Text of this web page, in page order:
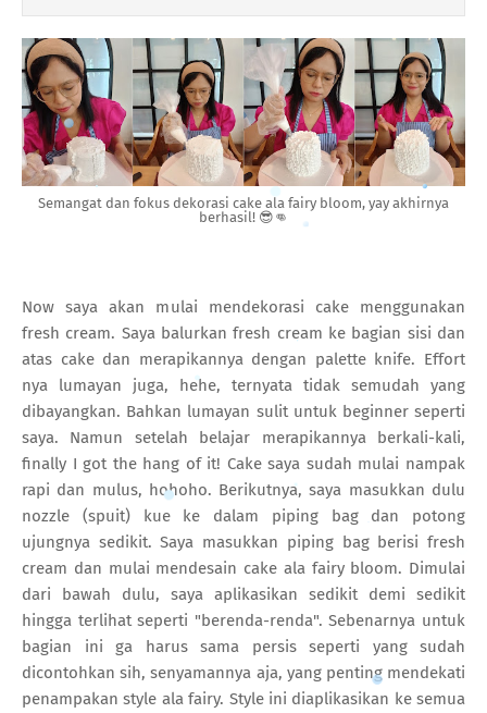
Semangat dan fokus dekorasi cake ala fairy bloom, yay akhirnya
berhasil! 😎👊
Now saya akan mulai mendekorasi cake menggunakan
fresh cream. Saya balurkan fresh cream ke bagian sisi dan
atas cake dan merapikannya dengan palette knife. Effort
nya lumayan juga, hehe, ternyata tidak semudah yang
dibayangkan. Bahkan lumayan sulit untuk beginner seperti
saya. Namun setelah belajar merapikannya berkali-kali,
finally I got the hang of it! Cake saya sudah mulai nampak
rapi dan mulus, hohoho. Berikutnya, saya masukkan dulu
nozzle (spuit) kue ke dalam piping bag dan potong
ujungnya sedikit. Saya masukkan piping bag berisi fresh
cream dan mulai mendesain cake ala fairy bloom. Dimulai
dari bawah dulu, saya aplikasikan sedikit demi sedikit
hingga terlihat seperti "berenda-renda". Sebenarnya untuk
bagian ini ga harus sama persis seperti yang sudah
dicontohkan sih, senyamannya aja, yang penting mendekati
penampakan style ala fairy. Style ini diaplikasikan ke semua